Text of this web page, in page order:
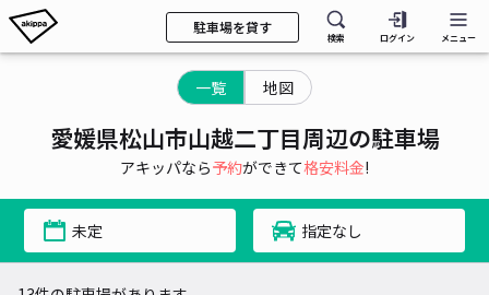
駐車場を貸す
検索 ログイン メニュー
一覧 地図
愛媛県松山市山越二丁目周辺の駐車場
アキッパなら予約ができて格安料金!
未定 指定なし